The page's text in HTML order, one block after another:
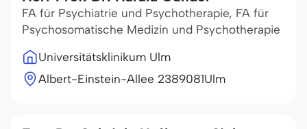
FA für Psychiatrie und Psychotherapie, FA für
Psychosomatische Medizin und Psychotherapie
Universitätsklinikum Ulm
Albert-Einstein-Allee 2389081Ulm